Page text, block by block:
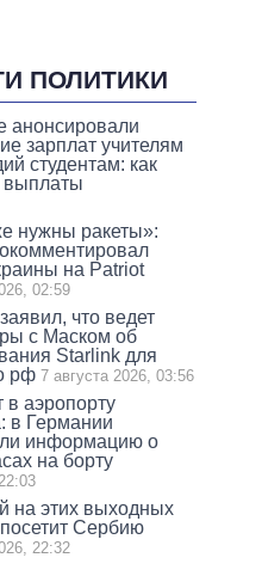
ПОЛИТИКИ
анонсировали
зарплат учителям
студентам: как
выплаты
нужны ракеты»:
на Patriot
02:59
что ведет
с Маском об
Starlink для
рф 7 августа 2026, 03:56
в аэропорту
в Германии
информацию о
на борту
на этих выходных
Сербию
22:32